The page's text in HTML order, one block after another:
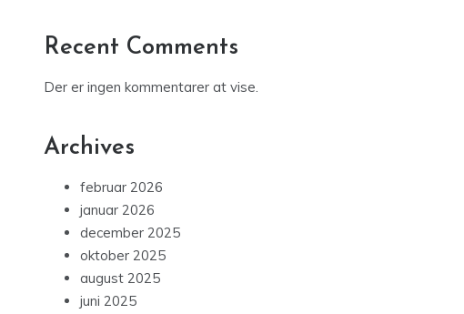
Recent Comments
Der er ingen kommentarer at vise.
Archives
februar 2026
januar 2026
december 2025
oktober 2025
august 2025
juni 2025